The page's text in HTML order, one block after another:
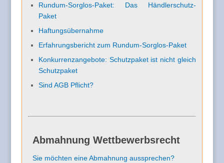
Rundum-Sorglos-Paket: Das Händlerschutz-
Paket
Haftungsübernahme
Erfahrungsbericht zum Rundum-Sorglos-Paket
Konkurrenzangebote: Schutzpaket ist nicht gleich
Schutzpaket
Sind AGB Pflicht?
Abmahnung Wettbewerbsrecht
Sie möchten eine Abmahnung aussprechen?